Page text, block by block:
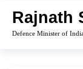
content
Rajnath
Defence Minister of